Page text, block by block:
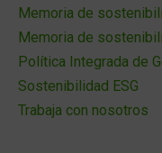
Memoria de
Memoria de
Política Integrada de
Sostenibilidad ESG
Trabaja con nosotros